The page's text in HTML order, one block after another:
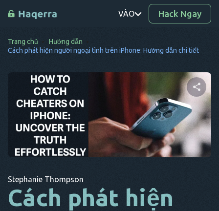
VÀO
PT
SV
BG
Hack Ngay
Trang chủ
Hướng dẫn
Cách phát hiện người ngoại tình trên iPhone: Hướng dẫn chi tiết
Chia sẻ bài viết này
Twitter Facebook Sao chép liên kết
Stephanie Thompson
Cách phát hiện